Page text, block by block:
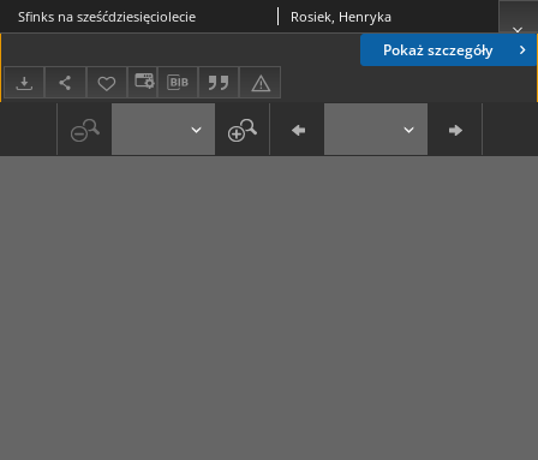
Pokaż szczegóły
Sfinks na sześćdziesięciolecie Rosiek, Henryka